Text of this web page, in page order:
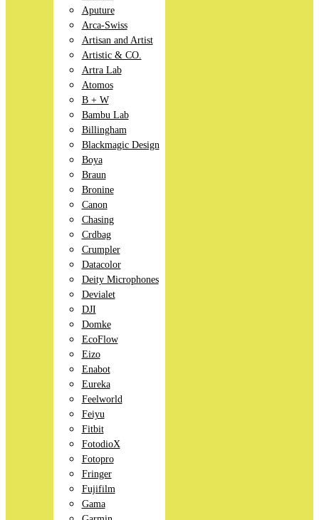
Aputure
Arca-Swiss
Artisan and Artist
Artistic & CO.
Artra Lab
Atomos
B + W
Bambu Lab
Billingham
Blackmagic Design
Boya
Braun
Bronine
Canon
Chasing
Crdbag
Crumpler
Datacolor
Deity Microphones
Devialet
DJI
Domke
EcoFlow
Eizo
Enabot
Eureka
Feelworld
Feiyu
Fitbit
FotodioX
Fotopro
Fringer
Fujifilm
Gama